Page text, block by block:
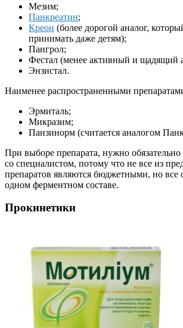
Мезим;
Панкреатин;
Креон (более дорогой аналог,
принимать даже детям);
Пангрол;
Фестал (менее активный и щадящий
Энзистал.
Наименее распространенными
Эрмиталь;
Микразим;
Панзинорм (считается аналогом
При выборе препарата, нужно обязательно
со специалистом, потому что не все из
препаратов являются бюджетными, но все
одном ферментном составе.
Прокинетики